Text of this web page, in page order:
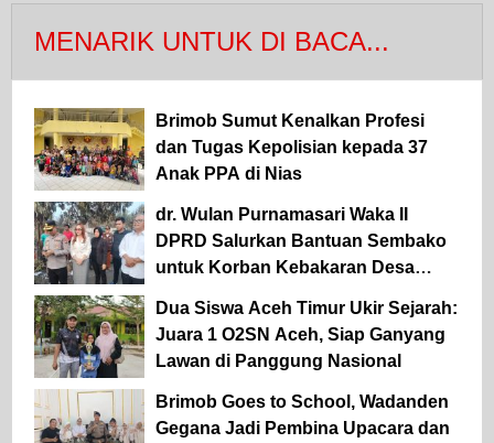
MENARIK UNTUK DI BACA...
Brimob Sumut Kenalkan Profesi
dan Tugas Kepolisian kepada 37
Anak PPA di Nias
dr. Wulan Purnamasari Waka II
DPRD Salurkan Bantuan Sembako
untuk Korban Kebakaran Desa
Dua Siswa Aceh Timur Ukir Sejarah:
Juara 1 O2SN Aceh, Siap Ganyang
Brimob Goes to School, Wadanden
Gegana Jadi Pembina Upacara dan